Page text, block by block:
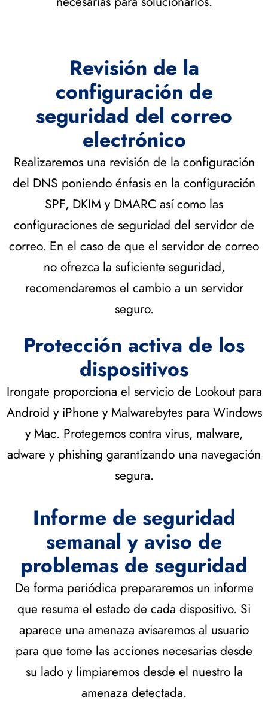
Revisión de la
configuración de
seguridad del correo
electrónico
Realizaremos una revisión de la configuración
del DNS poniendo énfasis en la configuración
SPF, DKIM y DMARC así como las
configuraciones de seguridad del servidor de
correo. En el caso de que el servidor de correo
no ofrezca la suficiente seguridad,
recomendaremos el cambio a un servidor
seguro.
Protección activa de los
dispositivos
Irongate proporciona el servicio de Lookout para
Android y iPhone y Malwarebytes para Windows
y Mac. Protegemos contra virus, malware,
adware y phishing garantizando una navegación
segura.
Informe de seguridad
semanal y aviso de
problemas de seguridad
De forma periódica prepararemos un informe
que resuma el estado de cada dispositivo. Si
aparece una amenaza avisaremos al usuario
para que tome las acciones necesarias desde
su lado y limpiaremos desde el nuestro la
amenaza detectada.